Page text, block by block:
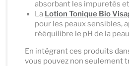
absorbant les impuretés
La Lotion Tonique Bio
pour les peaux sensibles,
rééquilibre le pH de la
En intégrant ces produits
vous pouvez non seulement